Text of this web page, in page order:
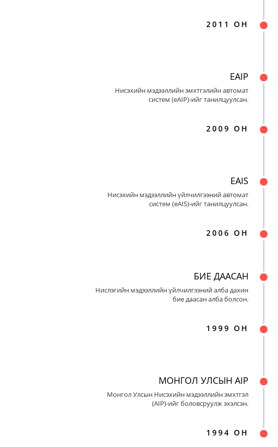
2011 ОН
EAIP
Нисэхийн мэдээллийн эмхтгэлийн автомат
систем (eAIP)-ийг танилцуулсан.
2009 ОН
EAIS
Нисэхийн мэдээллийн үйлчилгээний автомат
систем (eAIS)-ийг танилцуулсан.
2006 ОН
БИЕ ДААСАН
Нислэгийн мэдээллийн үйлчилгээний алба дахин
бие даасан алба болсон.
1999 ОН
МОНГОЛ УЛСЫН AIP
Монгол Улсын Нисэхийн мэдээллийн эмхтгэл
(AIP)-ийг боловсруулж эхэлсэн.
1994 ОН